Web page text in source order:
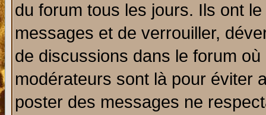
du forum tous les jours. Ils ont
messages et de verrouiller,
de discussions dans le forum
modérateurs sont là pour éviter
poster des messages ne